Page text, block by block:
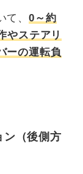
て、0～約
やステアリ
ーの運転負
ン（後側方